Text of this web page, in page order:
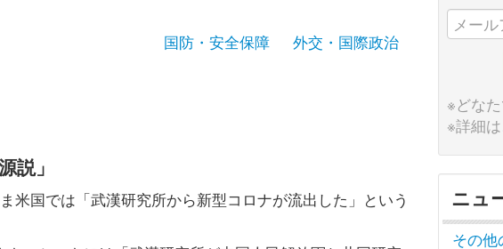
国防・安全保障
外交・国際政治
説」
米国では「武漢研究所から新型コロナが流出した」という
※どな
※詳細は
ニュ
その他